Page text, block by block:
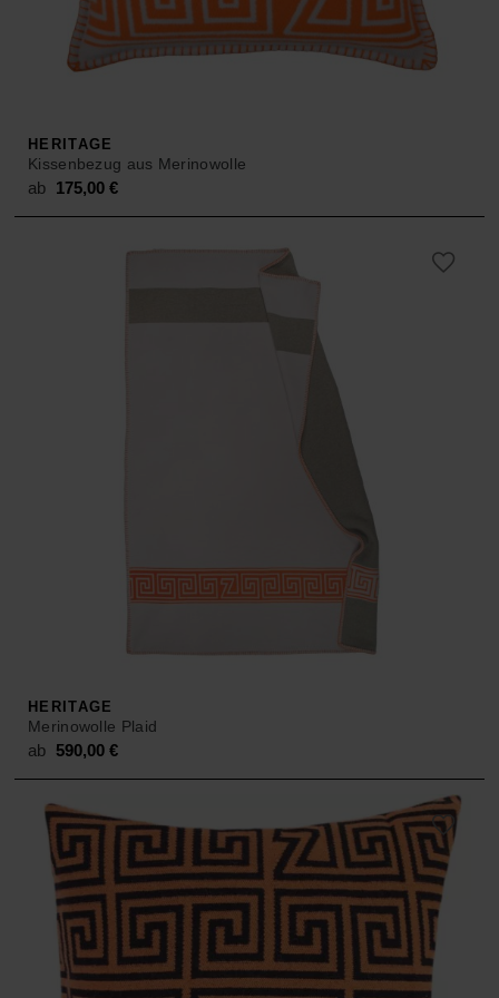
HERITAGE
Kissenbezug aus Merinowolle
ab 175,00€
HERITAGE
Merinowolle Plaid
ab 590,00€